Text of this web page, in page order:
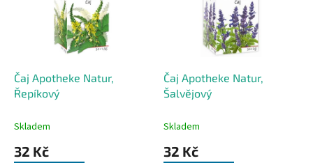
Čaj Apotheke Natur,
Řepíkový
Skladem
32 Kč
Čaj Apotheke Natur,
Šalvějový
Skladem
32 Kč